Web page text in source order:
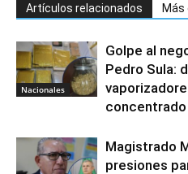
Artículos relacionados Más
Nacionales
Golpe al
Pedro Sula:
concentrado
Magistrado
presiones